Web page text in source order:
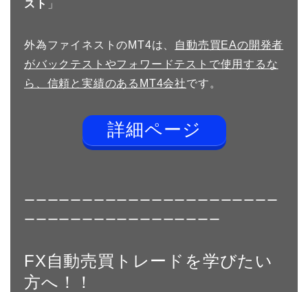
スト 」
外為ファイネストのMT4は、
自動売買EAの開発者
がバックテストやフォワードテストで使用するな
ら、信頼と実績のあるMT4会社です。
詳細ページ
ーーーーーーーーーーーーーーーーーーーーーー
ーーーーーーーーーーーーーーーーー
FX自動売買トレードを学びたい
方へ！！